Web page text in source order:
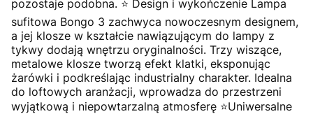
pozostaje podobna. ⭐ Design i wykończenie Lampa
sufitowa Bongo 3 zachwyca nowoczesnym designem,
a jej klosze w kształcie nawiązującym do lampy z
tykwy dodają wnętrzu oryginalności. Trzy wiszące,
metalowe klosze tworzą efekt klatki, eksponując
żarówki i podkreślając industrialny charakter. Idealna
do loftowych aranżacji, wprowadza do przestrzeni
wyjątkową i niepowtarzalną atmosferę ⭐Uniwersalne